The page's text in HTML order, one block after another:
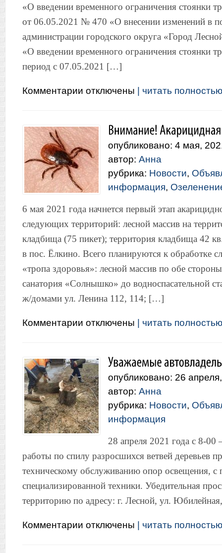
«О введении временного ограничения стоянки
от 06.05.2021 № 470 «О внесении изменений в
администрации городского округа «Город
«О введении временного ограничения стоянки
период с 07.05.2021 […]
Комментарии
временного
ограничения
стоянки
транспортных
средств
отключены | читать
опубликовано: 4 мая,
автор: Анна
рубрика: Новости,
информация,
6 мая 2021 года начнется первый этап
следующих территорий: лесной массив на
кладбища (75 пикет); территория кладбища 42
в пос. Ёлкино. Всего планируются к обработке
«тропа здоровья»: лесной массив по обе
санатория «Солнышко» до водноспасательной
ж/домами ул. Ленина 112, 114; […]
Комментарии
обработка.
отключены | читать
опубликовано: 26
автор: Анна
рубрика: Новости,
информация
28 апреля 2021 года с 8-00
работы по спилу разросшихся ветвей деревьев
техническому обслуживанию опор освещения, с
специализированной техники. Убедительная
территорию по адресу: г. Лесной, ул.
Комментарии отключены | читать